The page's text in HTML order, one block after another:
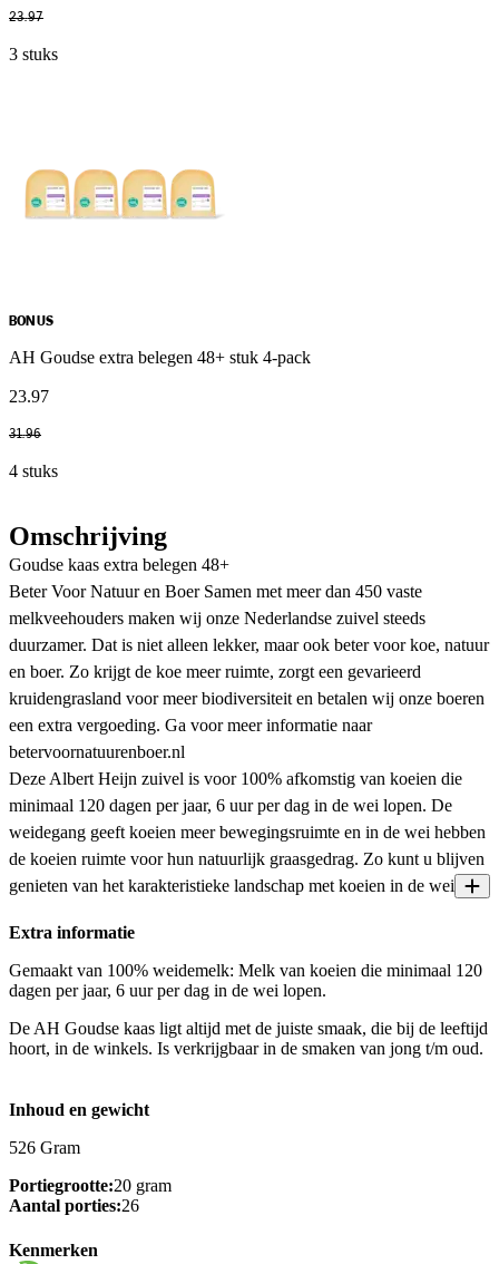
23.97
3 stuks
BONUS
AH Goudse extra belegen 48+ stuk 4-pack
23.97
31.96
4 stuks
Omschrijving
Goudse kaas extra belegen 48+
Beter Voor Natuur en Boer Samen met meer dan 450 vaste
melkveehouders maken wij onze Nederlandse zuivel steeds
duurzamer. Dat is niet alleen lekker, maar ook beter voor koe, natuur
en boer. Zo krijgt de koe meer ruimte, zorgt een gevarieerd
kruidengrasland voor meer biodiversiteit en betalen wij onze boeren
een extra vergoeding. Ga voor meer informatie naar
betervoornatuurenboer.nl
Deze Albert Heijn zuivel is voor 100% afkomstig van koeien die
minimaal 120 dagen per jaar, 6 uur per dag in de wei lopen. De
weidegang geeft koeien meer bewegingsruimte en in de wei hebben
de koeien ruimte voor hun natuurlijk graasgedrag. Zo kunt u blijven
genieten van het karakteristieke landschap met koeien in de wei.
Extra informatie
Gemaakt van 100% weidemelk: Melk van koeien die minimaal 120
dagen per jaar, 6 uur per dag in de wei lopen.
De AH Goudse kaas ligt altijd met de juiste smaak, die bij de leeftijd
hoort, in de winkels. Is verkrijgbaar in de smaken van jong t/m oud.
Inhoud en gewicht
526 Gram
Portiegrootte:20 gram
Aantal porties:26
Kenmerken